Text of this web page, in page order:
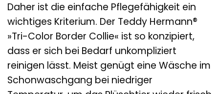
Daher ist die einfache Pflegefähigkeit ein
wichtiges Kriterium. Der Teddy Hermann®
»Tri-Color Border Collie« ist so konzipiert,
dass er sich bei Bedarf unkompliziert
reinigen lässt. Meist genügt eine Wäsche im
Schonwaschgang bei niedriger